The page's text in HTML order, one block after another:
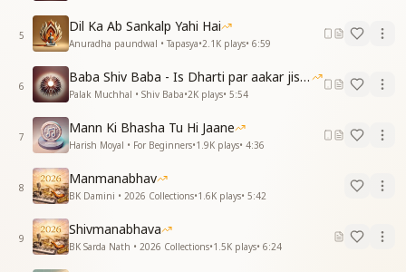
ये सबसे सुहाने पल है जिंदगी के
मिलन सिंधु में जब समाये हुए हैं समाये हुए हैं
जमाना तो क्या तेरी यादों में भगवन
ये तन मन भी अपना भुलाए हुए हैं भुलाए हुए हैं
ये सबसे सुहाने पल है जिंदगी के
5
Dil Ka Ab Sankalp Yahi Hai
Anuradha paundwal • Tapasya•2.1K plays• 6:59
6
Baba Shiv Baba - Is Dharti par aakar jisne
Palak Muchhal • Shiv Baba•2K plays• 5:54
7
Mann Ki Bhasha Tu Hi Jaane
Harish Moyal • For Beginners•1.9K plays• 4:36
8
Manmanabhav
BK Damini • 2026 Collections•1.6K plays• 5:42
9
Shivmanabhava
BK Sarda Nath • 2026 Collections•1.5K plays• 6:24